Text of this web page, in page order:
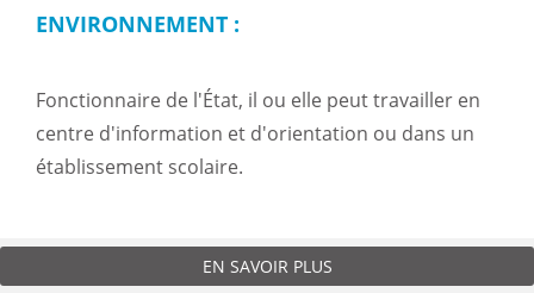
ENVIRONNEMENT :
Fonctionnaire de l'État, il ou elle peut travailler en
centre d'information et d'orientation ou dans un
établissement scolaire.
EN SAVOIR PLUS